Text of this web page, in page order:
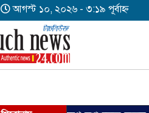
আগস্ট ১০, ২০২৬ - ৩:১৯ পূর্বাহ্ন